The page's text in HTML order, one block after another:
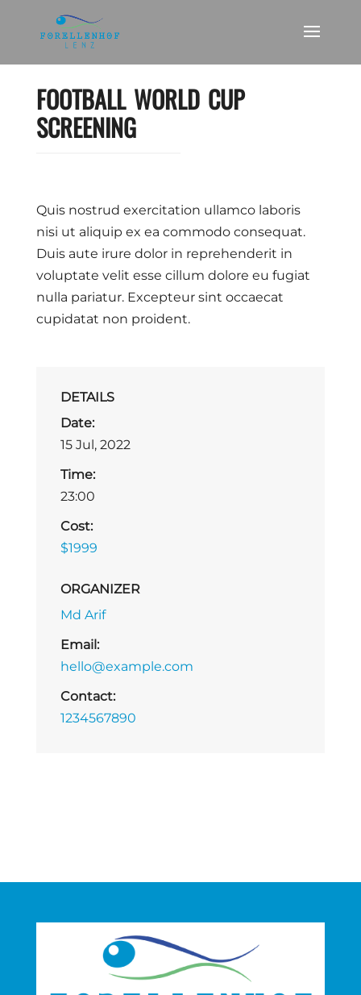
FOOTBALL WORLD CUP
SCREENING
Quis nostrud exercitation ullamco laboris
nisi ut aliquip ex ea commodo consequat.
Duis aute irure dolor in reprehenderit in
voluptate velit esse cillum dolore eu fugiat
nulla pariatur. Excepteur sint occaecat
cupidatat non proident.
DETAILS
Date:
15 Jul, 2022
Time:
23:00
Cost:
$1999
ORGANIZER
Md Arif
Email:
hello@example.com
Contact:
1234567890